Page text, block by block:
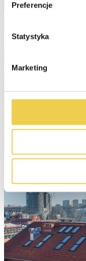
Preferencje
Statystyka
Marketing